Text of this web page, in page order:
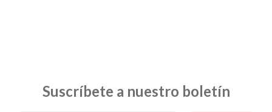
Suscríbete a nuestro boletín